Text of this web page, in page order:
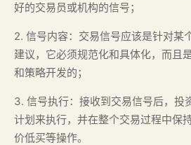
好的交易员或机构的信号；
2. 信号内容：交易信号应该是针对某
建议，它必须规范化和具体化，而且
和策略开发的；
3. 信号执行：接收到交易信号后，投
计划来执行，并在整个交易过程中保
价低买等操作。